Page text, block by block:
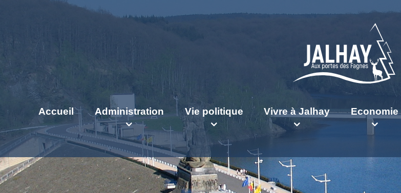
Accueil Administration Vie politique Vivre à Jalhay Economie